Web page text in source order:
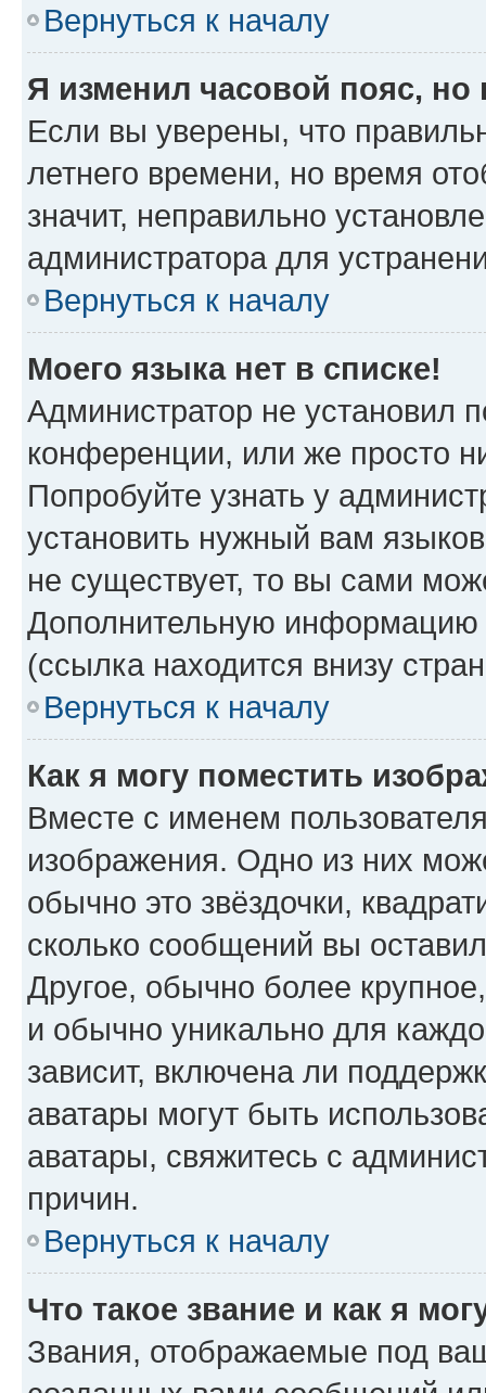
Вернуться к началу
Я изменил часовой пояс,
Если вы уверены, что
летнего времени, но время
значит, неправильно
администратора для
Вернуться к началу
Моего языка нет в списке!
Администратор не установил
конференции, или же просто
Попробуйте узнать у
установить нужный вам
не существует, то вы сами
Дополнительную информацию
(ссылка находится внизу
Вернуться к началу
Как я могу поместить
Вместе с именем
изображения. Одно из них
обычно это звёздочки,
сколько сообщений вы
Другое, обычно более
и обычно уникально для
зависит, включена ли
аватары могут быть
аватары, свяжитесь с
причин.
Вернуться к началу
Что такое звание и как я
Звания, отображаемые под